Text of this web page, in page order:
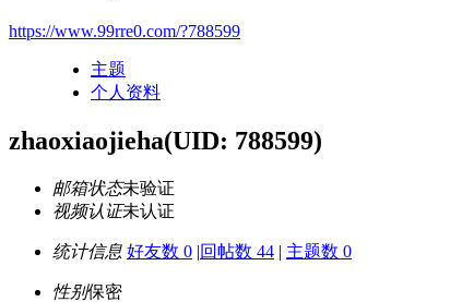
https://www.99rre0.com/?788599
主题
个人资料
zhaoxiaojieha(UID: 788599)
邮箱状态未验证
视频认证未认证
统计信息 好友数 0 |回帖数 44 | 主题数 0
性别保密